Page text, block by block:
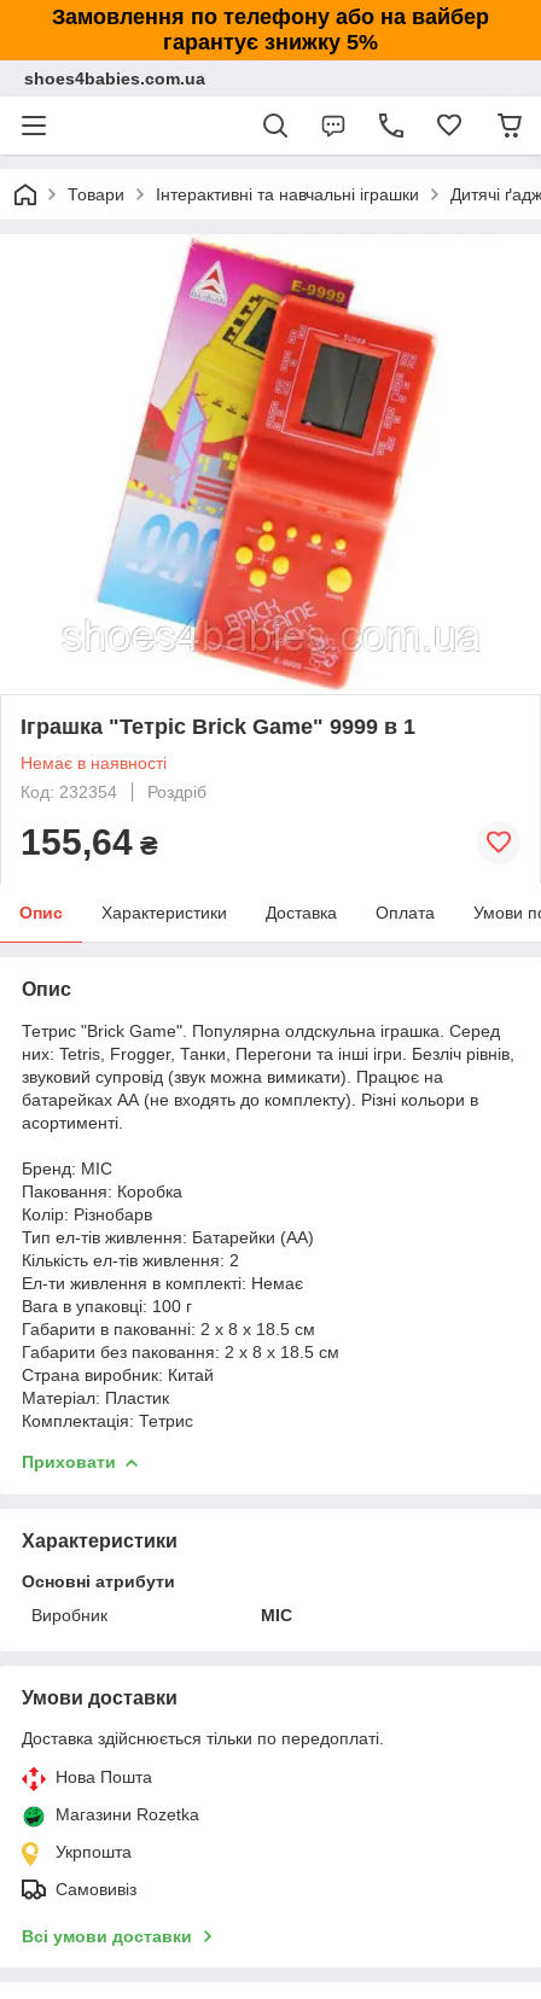
Замовлення по телефону або на вайбер
гарантує знижку 5%
shoes4babies.com.ua
Товари Інтерактивні та навчальні іграшки Дитячі
Іграшка "Тетріс Brick Game" 9999 в 1
Немає в наявності
Код: 232354
Роздріб
155,64 ₴
Опис Характеристики Доставка Оплата Умови
Опис
Тетрис "Brick Game". Популярна олдскульна іграшка. Серед
них: Tetris, Frogger, Танки, Перегони та інші ігри. Безліч рівнів,
звуковий супровід (звук можна вимикати). Працює на
батарейках АА (не входять до комплекту). Різні кольори в
асортименті.
Бренд: MIC
Паковання: Коробка
Колір: Різнобарв
Тип ел-тів живлення: Батарейки (АА)
Кількість ел-тів живлення: 2
Ел-ти живлення в комплекті: Немає
Вага в упаковці: 100 г
Габарити в пакованні: 2 x 8 x 18.5 см
Габарити без паковання: 2 x 8 x 18.5 см
Страна виробник: Китай
Матеріал: Пластик
Комплектація: Тетрис
Приховати
Характеристики
Основні атрибути
Виробник
MIC
Умови доставки
Доставка здійснюється тільки по передоплаті.
Нова Пошта
Магазини Rozetka
Укрпошта
Самовивіз
Всі умови доставки